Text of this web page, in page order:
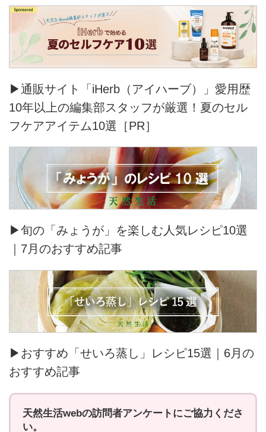
▶通販サイト「iHerb（アイハーブ）」愛用歴
10年以上の編集部スタッフが厳選！夏のセル
フケアアイテム10選［PR］
▶旬の「みょうが」を楽しむ人気レシピ10選
｜7月のおすすめ記事
▶おすすめ「せいろ蒸し」レシピ15選｜6月の
おすすめ記事